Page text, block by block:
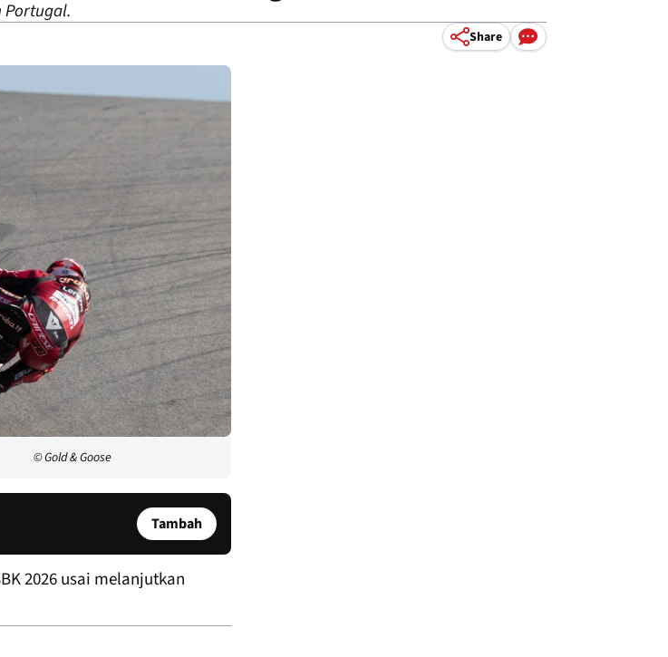
Portugal.
Share
© Gold & Goose
Tambah
2026 usai melanjutkan